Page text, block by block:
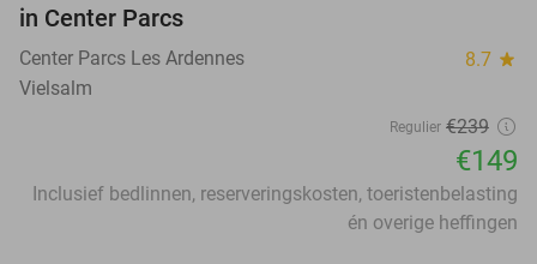
in Center Parcs
Center Parcs Les Ardennes 8.7 star
Vielsalm
Regulier €239
€149
Inclusief bedlinnen, reserveringskosten, toeristenbelasting
én overige heffingen